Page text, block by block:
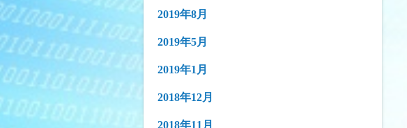
2019年8月
2019年5月
2019年1月
2018年12月
2018年11月